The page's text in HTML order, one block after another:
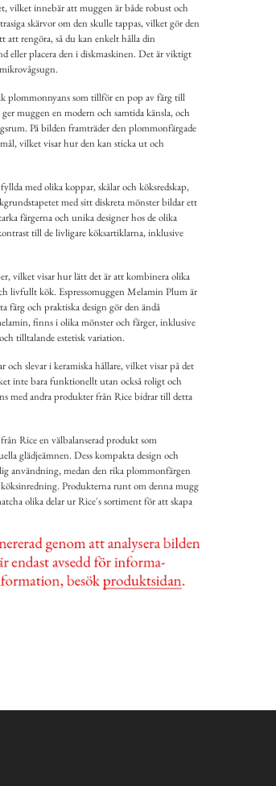
vilket innebär att muggen är både robust och
skärvor om den skulle tappas, vilket gör den
att rengöra, så du kan enkelt hålla din
eller placera den i diskmaskinen. Det är viktigt
plommonnyans som tillför en pop av färg till
muggen en modern och samtida känsla, och
På bilden framträder den plommonfärgade
vilket visar hur den kan sticka ut och
med olika koppar, skålar och köksredskap,
med sitt diskreta mönster bildar ett
färgerna och unika designer hos de olika
till de livligare köksartiklarna, inklusive
vilket visar hur lätt det är att kombinera olika
livfullt kök. Espressomuggen Melamin Plum är
färg och praktiska design gör den ändå
finns i olika mönster och färger, inklusive
tilltalande estetisk variation.
och slevar i keramiska hållare, vilket visar på det
inte bara funktionellt utan också roligt och
med andra produkter från Rice bidrar till detta
Rice en välbalanserad produkt som
glädjeämnen. Dess kompakta design och
användning, medan den rika plommonfärgen
Produkterna runt om denna mugg
olika delar ur Rice's sortiment för att skapa